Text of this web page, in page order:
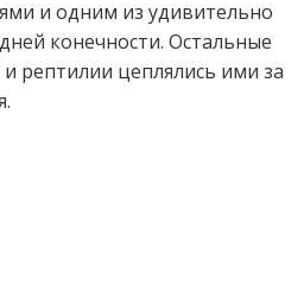
и одним из удивительно
конечности. Остальные
рептилии цеплялись ими за